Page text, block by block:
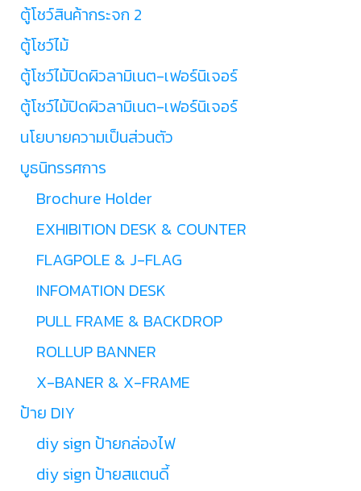
ตู้โชว์สินค้ากระจก 2
ตู้โชว์ไม้
ตู้โชว์ไม้ปิดผิวลามิเนต-เฟอร์นิเจอร์
ตู้โชว์ไม้ปิดผิวลามิเนต-เฟอร์นิเจอร์
นโยบายความเป็นส่วนตัว
บูธนิทรรศการ
Brochure Holder
EXHIBITION DESK & COUNTER
FLAGPOLE & J-FLAG
INFOMATION DESK
PULL FRAME & BACKDROP
ROLLUP BANNER
X-BANER & X-FRAME
ป้าย DIY
diy sign ป้ายกล่องไฟ
diy sign ป้ายสแตนดี้